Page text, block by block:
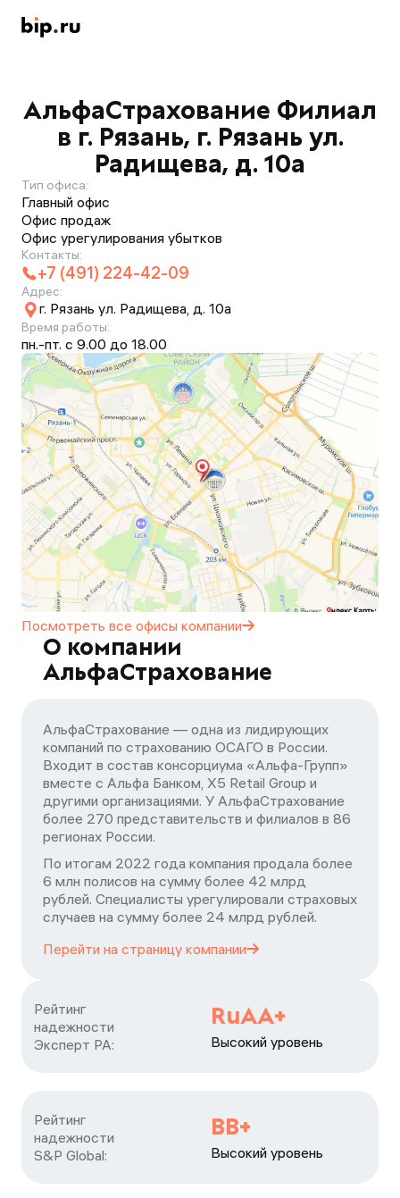
АльфаСтрахование Филиал
в г. Рязань, г. Рязань ул.
Радищева, д. 10а
Тип офиса:
Главный офис
Офис продаж
Офис урегулирования убытков
Контакты:
+7 (491) 224-42-09
Адрес:
г. Рязань ул. Радищева, д. 10а
Время работы:
пн.-пт. с 9.00 до 18.00
Посмотреть все офисы компании
О компании
АльфаСтрахование
АльфаСтрахование — одна из лидирующих
компаний по страхованию ОСАГО в России.
Входит в состав консорциума «Альфа-Групп»
вместе с Альфа Банком, X5 Retail Group и
другими организациями. У АльфаСтрахование
более 270 представительств и филиалов в 86
регионах России.
По итогам 2022 года компания продала более
6 млн полисов на сумму более 42 млрд
рублей. Специалисты урегулировали страховых
случаев на сумму более 24 млрд рублей.
Перейти на страницу компании
Рейтинг
надежности
Эксперт РА:
RuAA+
Высокий уровень
Рейтинг
надежности
S&P Global:
ВВ+
Высокий уровень